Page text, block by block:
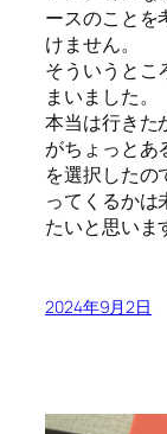
ースのことを
けません。
そういうとこ
まいました。
本当は行きた
がちょっとあ
を選択したの
ってくるかは
たいと思いま
2024年9月2日